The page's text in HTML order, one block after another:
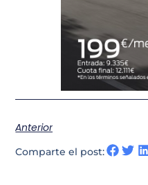
Anterior
Comparte el post: